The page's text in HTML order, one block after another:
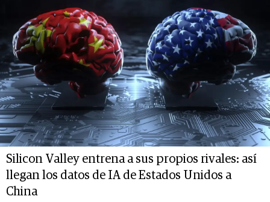
Silicon Valley entrena a sus propios rivales: así
llegan los datos de IA de Estados Unidos a
China